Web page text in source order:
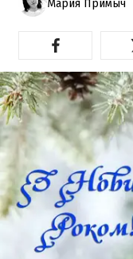
Мария Примыч